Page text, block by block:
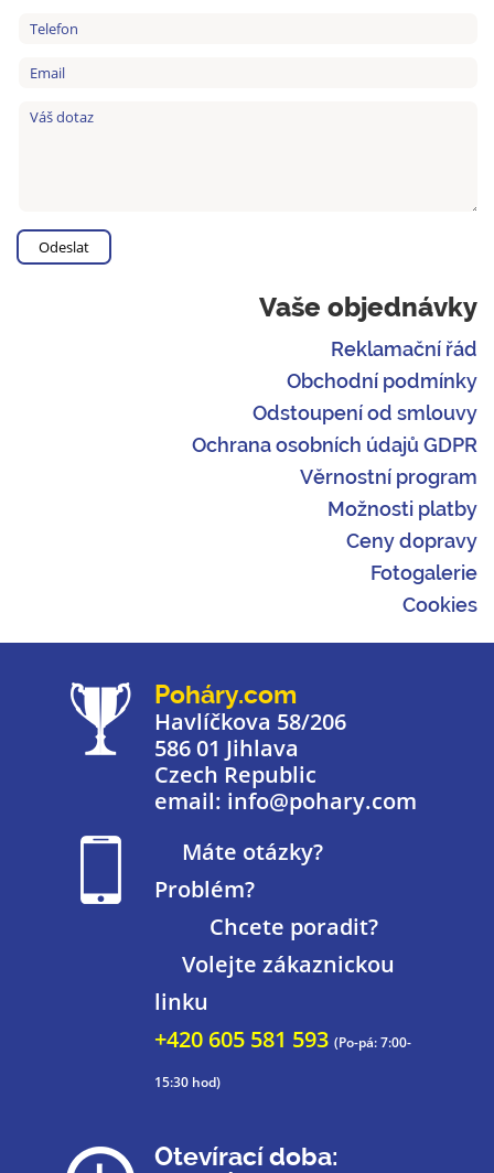
Vaše objednávky
Reklamační řád
Obchodní podmínky
Odstoupení od smlouvy
Ochrana osobních údajů GDPR
Věrnostní program
Možnosti platby
Ceny dopravy
Fotogalerie
Cookies
Poháry.com
Havlíčkova 58/206
586 01 Jihlava
Czech Republic
email: info@pohary.com
Máte otázky?
Problém?
Chcete poradit?
Volejte zákaznickou
linku
+420 605 581 593 (Po-pá: 7:00-
15:30 hod)
Otevírací doba: